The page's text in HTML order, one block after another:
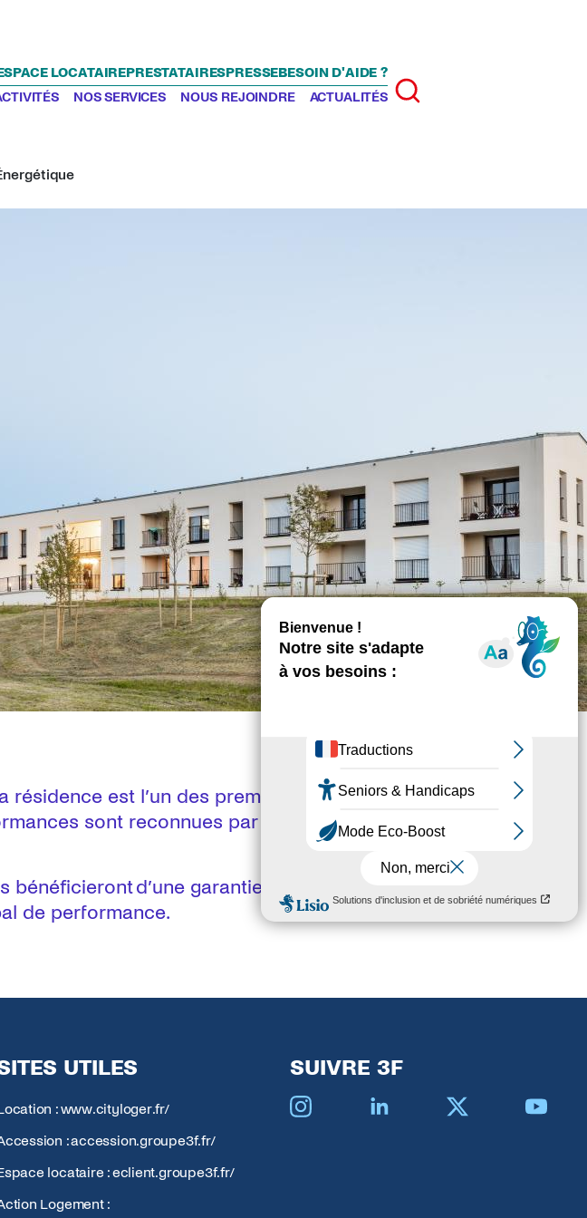
LOCATAIREPRESTATAIRESPRESSEBESOIN D'AIDE ?
NOS SERVICES NOUS REJOINDRE ACTUALITÉS Rechercher
résidence est l’un des premiers bâtiments à
sont reconnues par plusieurs labels
d’une garantie de charges maîtrisées
de performance.
UTILES
: www.cityloger.fr/
: accession.groupe3f.fr/
locataire : eclient.groupe3f.fr/
Logement :
SUIVRE 3F